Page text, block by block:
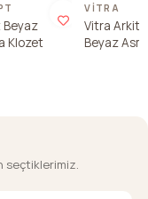
Beyaz
Klozet
VITRA
Vitra
Beyaz
seçtiklerimiz.